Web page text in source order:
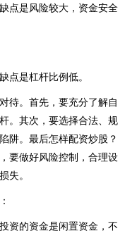
点是风险较大，资金安全
点是杠杆比例低。
待。首先，要充分了解自
。其次，要选择合法、规
阱。最后怎样配资炒股？
要做好风险控制，合理设
失。
资的资金是闲置资金，不